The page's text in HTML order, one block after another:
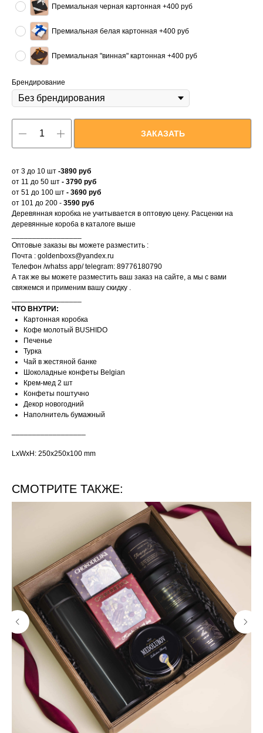
Премиальная черная картонная +400 руб
Премиальная белая картонная +400 руб
Премиальная "винная" картонная +400 руб
Брендирование
ЗАКАЗАТЬ
от 3 до 10 шт -3890 руб
от 11 до 50 шт - 3790 руб
от 51 до 100 шт - 3690 руб
от 101 до 200 - 3590 руб
Деревянная коробка не учитывается в оптовую цену. Расценки на
деревянные короба в каталоге выше
Оптовые заказы вы можете разместить :
Почта : goldenboxs@yandex.ru
Телефон /whatss app/ telegram: 89776180790
А так же вы можете разместить ваш заказ на сайте, а мы с вами
свяжемся и применим вашу скидку .
ЧТО ВНУТРИ:
Картонная коробка
Кофе молотый BUSHIDO
Печенье
Турка
Чай в жестяной банке
Шоколадные конфеты Belgian
Крем-мед 2 шт
Конфеты поштучно
Декор новогодний
Наполнитель бумажный
LxWxH: 250x250x100 mm
СМОТРИТЕ ТАКЖЕ: